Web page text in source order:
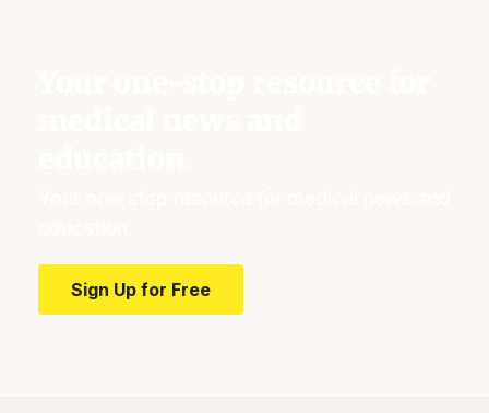
Sign Up for Free